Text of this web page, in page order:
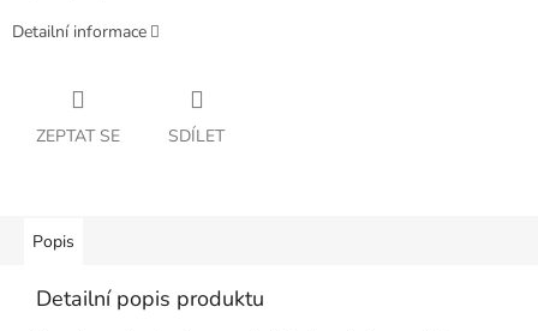
Detailní informace
ZEPTAT SE SDÍLET
Popis
Detailní popis produktu